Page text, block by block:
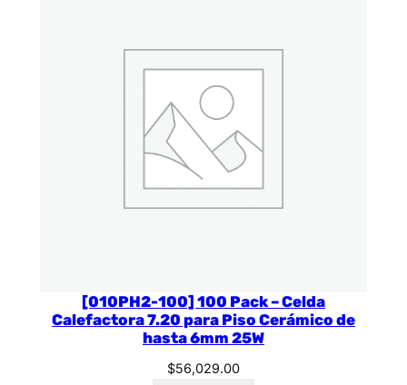
[010PH2-100] 100 Pack – Celda
Calefactora 7.20 para Piso Cerámico de
hasta 6mm 25W
$56,029.00